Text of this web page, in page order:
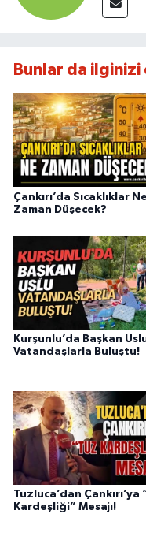
Bunlar da
Çankırı’da Sıcaklıklar Ne
Zaman Düşecek?
Kurşunlu’da Başkan
Vatandaşlarla Buluştu!
Tuzluca’dan Çankırı’ya
Kardeşliği” Mesajı!